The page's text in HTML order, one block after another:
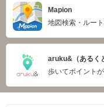
Mapion
地図検索・ルー
aruku&（あるく
歩いてポイント